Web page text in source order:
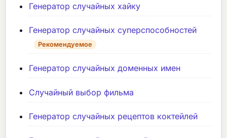
Генератор случайных хайку
Генератор случайных суперспособностей
Рекомендуемое
Генератор случайных доменных имен
Случайный выбор фильма
Генератор случайных рецептов коктейлей